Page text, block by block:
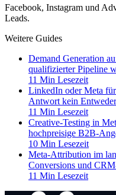
Facebook, Instagram und
Leads.
Weitere Guides
Demand Generation
qualifizierter Pipeline
11 Min Lesezeit
LinkedIn oder Meta
Antwort kein
11 Min Lesezeit
Creative-Testing in
hochpreisige B2B-
10 Min Lesezeit
Meta-Attribution im
Conversions und
11 Min Lesezeit